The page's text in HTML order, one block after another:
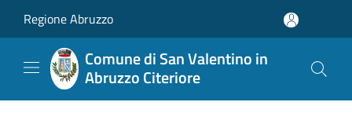
Regione Abruzzo
Comune di San Valentino in
Abruzzo Citeriore